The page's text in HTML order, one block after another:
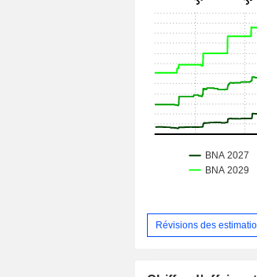
Révisions des